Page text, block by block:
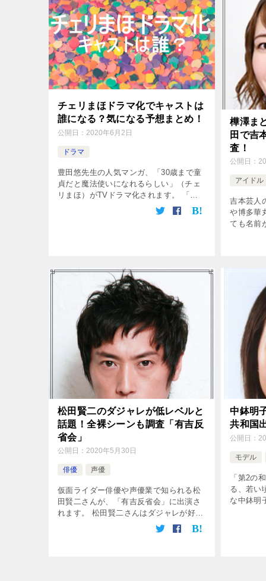
チェリまほドラマ化でキャストは
誰になる？気になる予想まとめ！
公開日： 2020年6月2日
ドラマ
豊田悠先生の人気マンガ、「30歳まで童
貞だと魔法使いになれるらしい」（チェ
リまほ）がTVドラマ化されます。 「チ
ェリまほ」はツイッターなどで話題にな
り、現在はpixivコミックで連載中です。
樺澤ま
田で吉
査！
公開日：
アイドル
吉本芸人
や博多華
ても名前
ん。 す
す。 で
松田賢二のダジャレが低レベルと
話題！全裸シーンも調査「有吉反
省会」
公開日： 2020年5月30日
俳優 声優
仮面ライダー俳優や声優業で知られる松
田賢二さんが、「有吉反省会」に出演さ
れます。 松田賢二さんはダジャレが好き
でツイッターなどで披露しているそうで
すが、その内容が低レベルなのだとか。
中鉢明
共和国
公開日：
モデル
「第2の
る、若い
な中鉢明
「爆報
ロナウ